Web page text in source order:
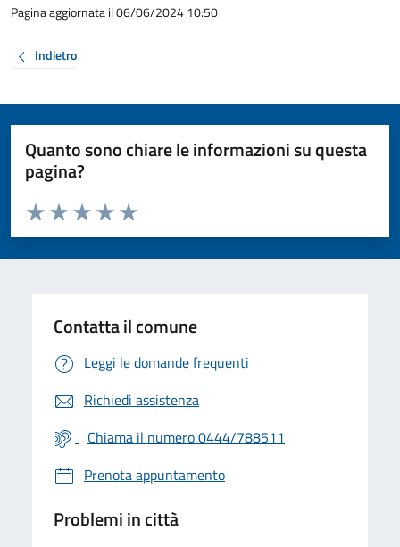
Pagina aggiornata il 06/06/2024 10:50
Indietro
Quanto sono chiare le informazioni su questa
pagina?
Valuta da 1 a 5 stelle la pagina
Valuta 5 stelle su 5
Valuta 4 stelle su 5
Valuta 3 stelle su 5
Valuta 2 stelle su 5
Valuta 1 stelle su 5
Contatta il comune
Leggi le domande frequenti
Richiedi assistenza
Chiama il numero 0444/788511
Prenota appuntamento
Problemi in città